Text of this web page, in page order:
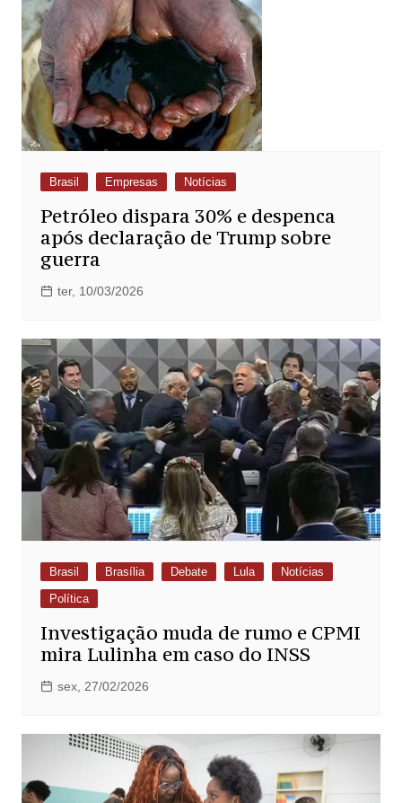
Brasil Empresas Notícias
Petróleo dispara 30% e despenca
após declaração de Trump sobre
guerra
ter, 10/03/2026
Brasil Brasília Debate Lula
Notícias
Política
Investigação muda de rumo e CPMI
mira Lulinha em caso do INSS
sex, 27/02/2026